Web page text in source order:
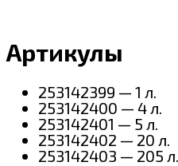
Артикулы
253142399 — 1 л.
253142400 — 4 л.
253142401 — 5 л.
253142402 — 20 л.
253142403 — 205 л.